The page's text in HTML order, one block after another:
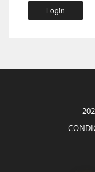
Login